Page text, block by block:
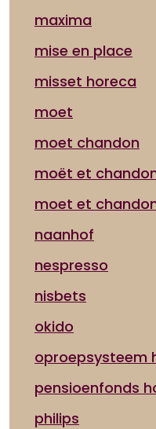
maxima
mise en place
misset horeca
moet
moet chandon
moët et
moet et
naanhof
nespresso
nisbets
okido
oproepsysteem
pensioenfonds
philips